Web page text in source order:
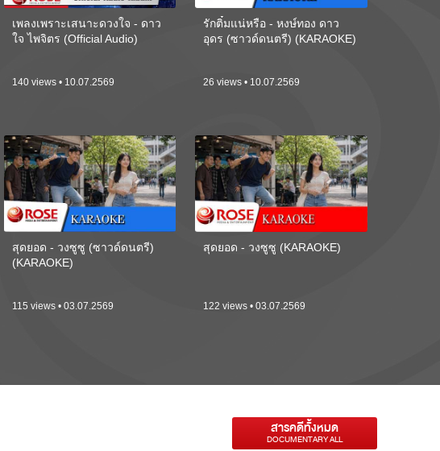
เพลงเพราะเสนาะดวงใจ - ดาว
ใจ ไพจิตร (Official Audio)
140 views • 10.07.2569
รักติ๋มแน่หรือ - หงษ์ทอง ดาว
อุดร (ซาวด์ดนตรี) (KARAOKE)
26 views • 10.07.2569
สุดยอด - วงซูซู (ซาวด์ดนตรี)
(KARAOKE)
115 views • 03.07.2569
สุดยอด - วงซูซู (KARAOKE)
122 views • 03.07.2569
สารคดีทั้งหมด
DOCUMENTARY ALL